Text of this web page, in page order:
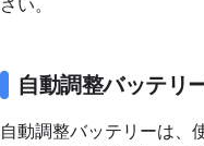
さい。
自動調整バッテリ
自動調整バッテリーは、